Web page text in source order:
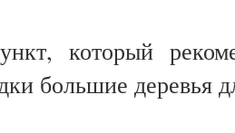
который
большие деревья